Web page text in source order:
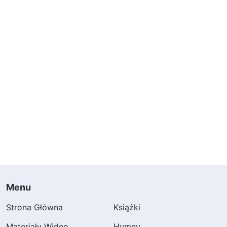
Doświadczenie nieszczęścia oznacza, że
Menu
Strona Główna
Książki